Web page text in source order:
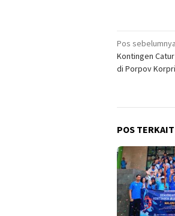
Navigasi
pos
Pos sebelumnya
Kontingen
di Porpov
POS TERKAIT